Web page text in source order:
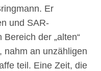
Er
und SAR-
der „alten“
nahm an unzähligen
teil. Eine Zeit, die